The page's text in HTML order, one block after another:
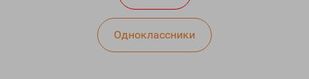
Одноклассники